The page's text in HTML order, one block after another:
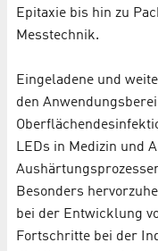
Epitaxie bis hin zu
Messtechnik.
Eingeladene und
den
LEDs in Medizin und
Besonders
bei der Entwicklung
Fortschritte bei der